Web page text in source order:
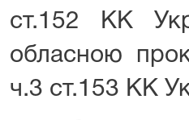
ст.152 КК
обласною
ч.3 ст.153 КК